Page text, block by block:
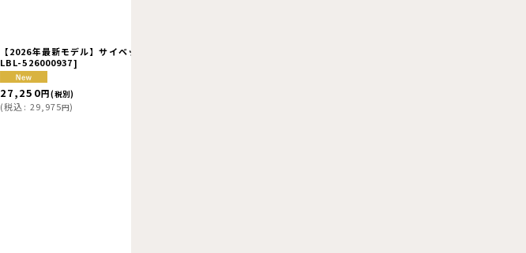
【2026年最新モデル】サイベックス リベル ベビーカー / アーモンドベージュ cybex LIBELLE
LBL-526000937]
27,250円(税別)
(税込: 29,975円)